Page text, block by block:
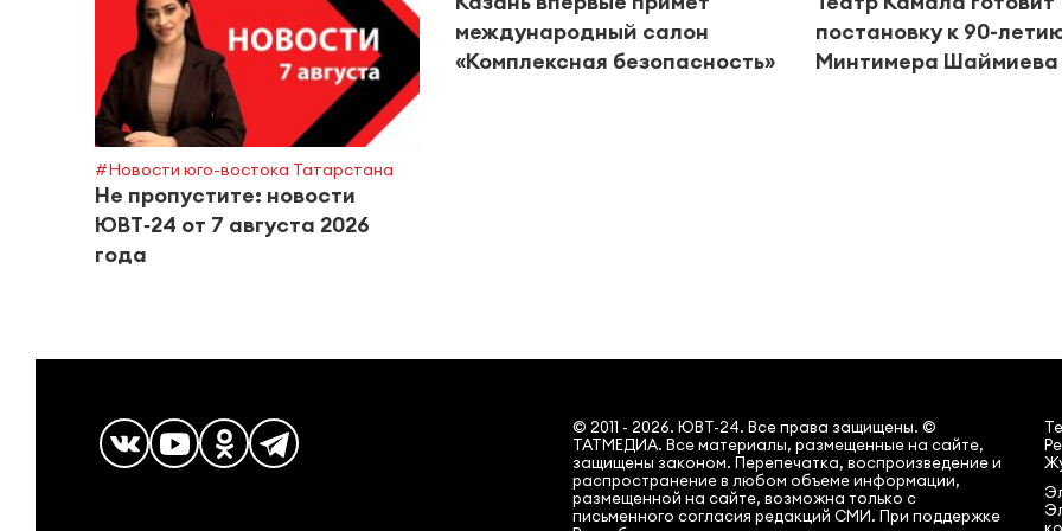
#Новости юго-востока Татарстана
Не пропустите: новости
ЮВТ‑24 от 7 августа 2026
года
международный салон
«Комплексная безопасность»
постановку к 90-
Минтимера Шаймиева
© 2011 - 2026. ЮВТ-24. Все права защищены. ©
ТАТМЕДИА. Все материалы, размещенные на сайте,
защищены законом. Перепечатка, воспроизведение и
распространение в любом объеме информации,
размещенной на сайте, возможна только с
письменного согласия редакций СМИ. При поддержке